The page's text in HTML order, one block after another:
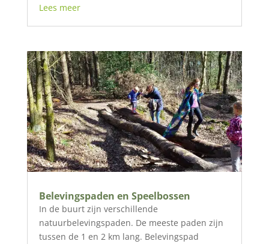
Lees meer
Belevingspaden en Speelbossen
In de buurt zijn verschillende
natuurbelevingspaden. De meeste paden zijn
tussen de 1 en 2 km lang. Belevingspad